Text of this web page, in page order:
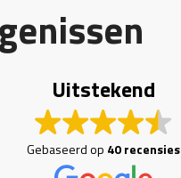
Uitstekend
Gebaseerd op 40 recensies